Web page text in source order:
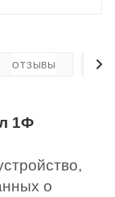
ОТЗЫВЫ
1Ф
о